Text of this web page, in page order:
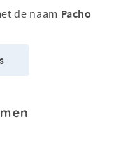
de naam Pacho